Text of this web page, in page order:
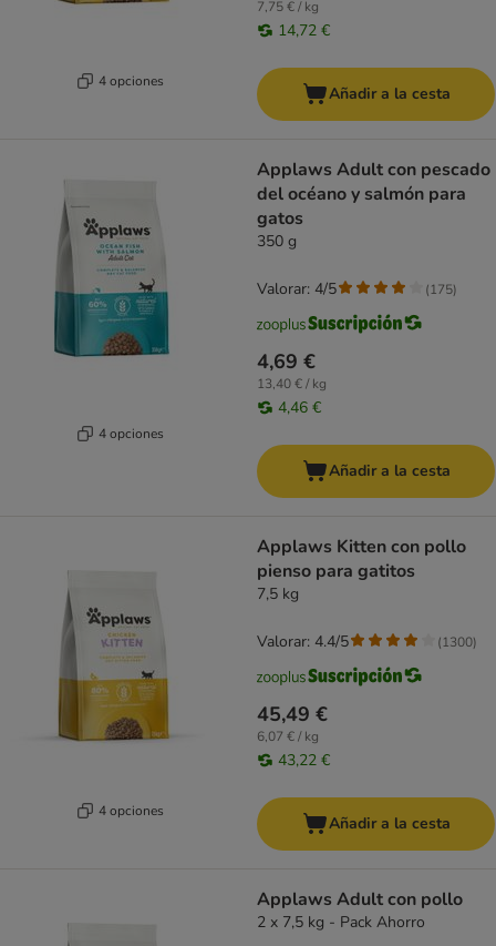
4 opciones
7,75 € / kg
14,72 €
Añadir a la cesta
4 opciones
Applaws Adult con pescado
del océano y salmón para
gatos
350 g
4,69 €
13,40 € / kg
4,46 €
Valorar: 4/5 (175)
Añadir a la cesta
4 opciones
Applaws Kitten con pollo
pienso para gatitos
7,5 kg
45,49 €
6,07 € / kg
43,22 €
Valorar: 4.4/5 (1300)
Añadir a la cesta
Applaws Adult con pollo
2 x 7,5 kg - Pack Ahorro